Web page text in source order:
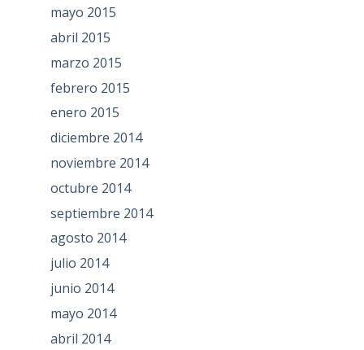
mayo 2015
abril 2015
marzo 2015
febrero 2015
enero 2015
diciembre 2014
noviembre 2014
octubre 2014
septiembre 2014
agosto 2014
julio 2014
junio 2014
mayo 2014
abril 2014